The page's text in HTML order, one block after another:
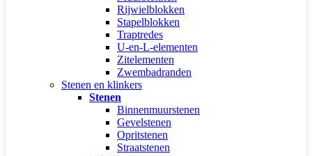
Rijwielblokken
Stapelblokken
Traptredes
U-en-L-elementen
Zitelementen
Zwembadranden
Stenen en klinkers
Stenen
Binnenmuurstenen
Gevelstenen
Opritstenen
Straatstenen